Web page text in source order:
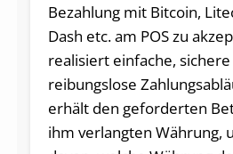
Bezahlung mit Bitcoin,
Dash etc. am POS zu
realisiert einfache,
reibungslose
erhält den geforderten
ihm verlangten Währung,